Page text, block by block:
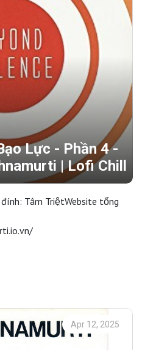
Lực - Phần 4 -
| Lofi Chill
Tâm TriệtWebsite tổng
Apr 12, 2025